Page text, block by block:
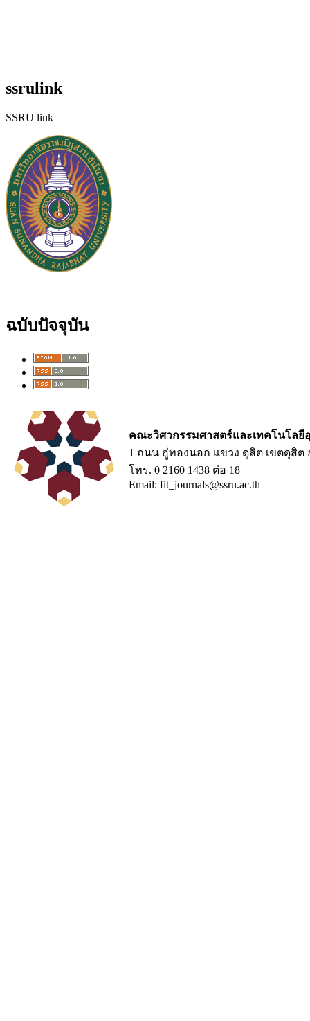
ssrulink
SSRU link
ฉบับปัจจุบัน
คณะวิศวกรรมศาสตร์และเทคโนโล
1 ถนน อู่ทองนอก แขวง ดุสิต เขตดุสิต
โทร. 0 2160 1438 ต่อ 18
Email: fit_journals@ssru.ac.th